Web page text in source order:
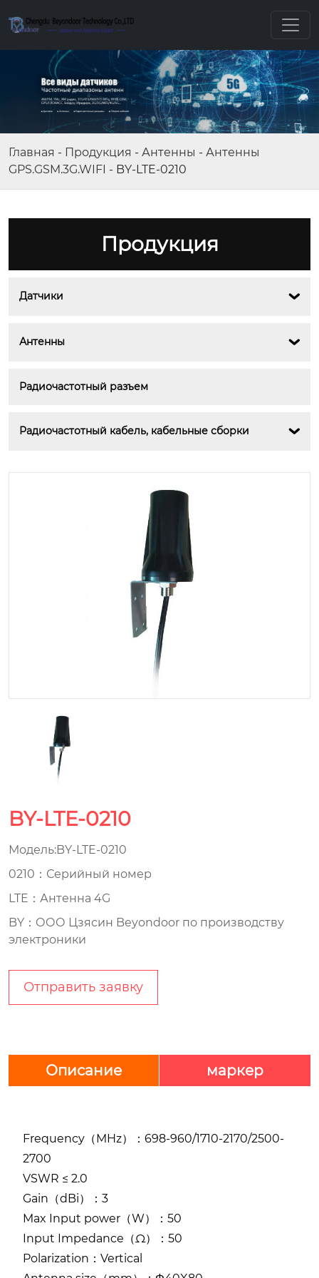
Главная - Продукция - Антенны - Антенны
GPS.GSM.3G.WIFI - BY-LTE-0210
Продукция
Датчики 
Антенны 
Радиочастотный разъем
Радиочастотный кабель, кабельные сборки 
BY-LTE-0210
Модель:BY-LTE-0210
0210：Серийный номер
LTE：Антенна 4G
BY：ООО Цзясин Beyondoor по производству
электроники
Отправить заявку
Описание маркер
Frequency（MHz）：698-960/1710-2170/2500-
2700
VSWR ≤ 2.0
Gain（dBi）：3
Max Input power（W）：50
Input Impedance（Ω）：50
Polarization：Vertical